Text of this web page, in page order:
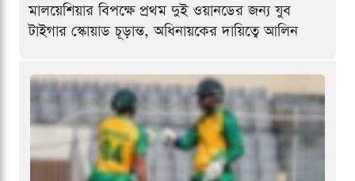
মালয়েশিয়ার বিপক্ষে প্রথম দুই ওয়ানডের জন্য যুব
টাইগার স্কোয়াড চূড়ান্ত, অধিনায়কের দায়িত্বে আলিন